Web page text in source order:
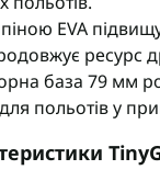
EVA
ресурс
база 79 мм
польотів у